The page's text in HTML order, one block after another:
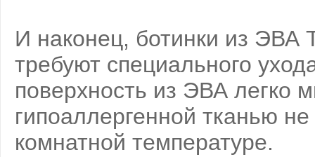
И наконец, ботинки из ЭВА
требуют специального
поверхность из ЭВА легко
гипоаллергенной тканью
комнатной температуре.